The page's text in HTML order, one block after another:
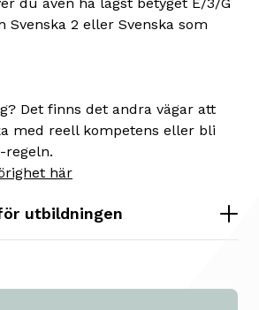
Svenska 2 eller Svenska som
Det finns det andra vägar att
med reell kompetens eller bli
regeln.
här
utbildningen